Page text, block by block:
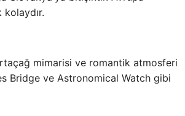
mimarisi ve romantik atmosferi
Bridge ve Astronomical Watch gibi